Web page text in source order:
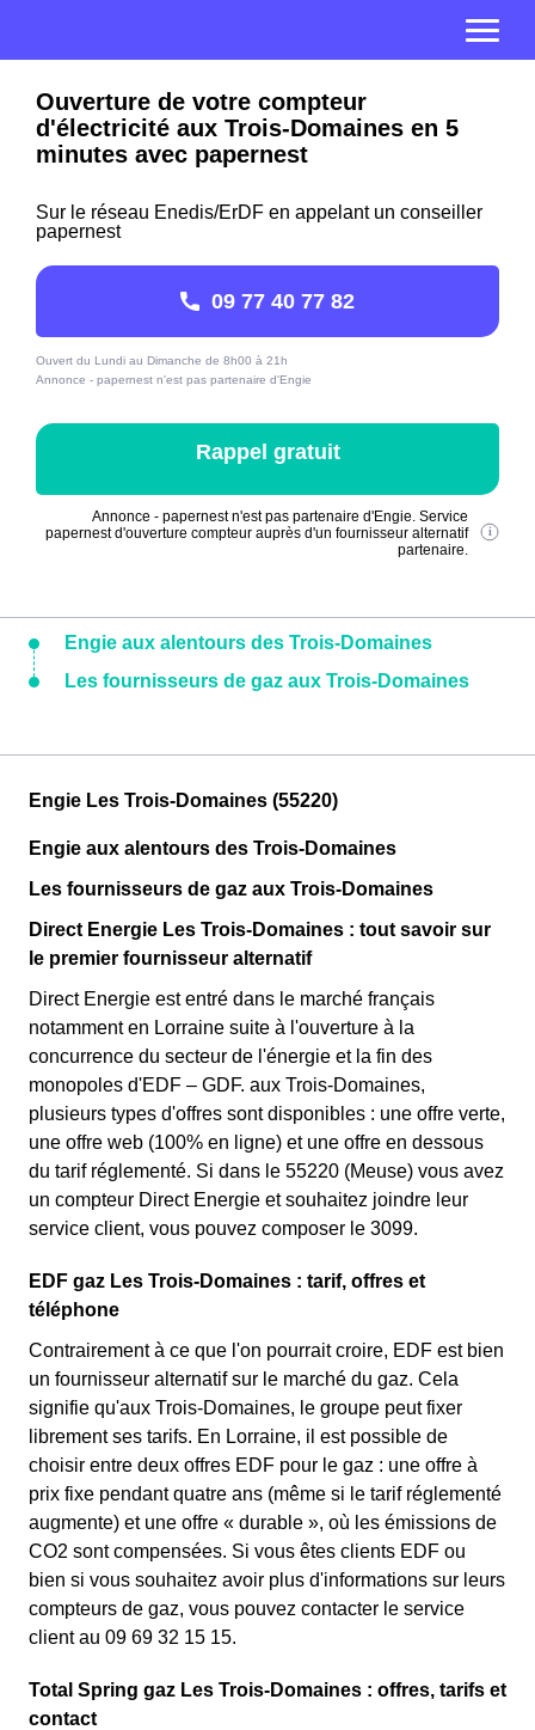
Ouverture de votre compteur
d'électricité aux Trois-Domaines en 5
minutes avec papernest
Sur le réseau Enedis/ErDF en appelant un conseiller
papernest
09 77 40 77 82
Ouvert du Lundi au Dimanche de 8h00 à 21h
Annonce - papernest n'est pas partenaire d'Engie
Rappel gratuit
Annonce - papernest n'est pas partenaire d'Engie. Service
papernest d'ouverture compteur auprès d'un fournisseur alternatif
partenaire.
Engie aux alentours des Trois-Domaines
Les fournisseurs de gaz aux Trois-Domaines
Engie Les Trois-Domaines (55220)
Engie aux alentours des Trois-Domaines
Les fournisseurs de gaz aux Trois-Domaines
Direct Energie Les Trois-Domaines : tout savoir sur
le premier fournisseur alternatif
Direct Energie est entré dans le marché français
notamment en Lorraine suite à l'ouverture à la
concurrence du secteur de l'énergie et la fin des
monopoles d'EDF – GDF. aux Trois-Domaines,
plusieurs types d'offres sont disponibles : une offre verte,
une offre web (100% en ligne) et une offre en dessous
du tarif réglementé. Si dans le 55220 (Meuse) vous avez
un compteur Direct Energie et souhaitez joindre leur
service client, vous pouvez composer le 3099.
EDF gaz Les Trois-Domaines : tarif, offres et
téléphone
Contrairement à ce que l'on pourrait croire, EDF est bien
un fournisseur alternatif sur le marché du gaz. Cela
signifie qu'aux Trois-Domaines, le groupe peut fixer
librement ses tarifs. En Lorraine, il est possible de
choisir entre deux offres EDF pour le gaz : une offre à
prix fixe pendant quatre ans (même si le tarif réglementé
augmente) et une offre « durable », où les émissions de
CO2 sont compensées. Si vous êtes clients EDF ou
bien si vous souhaitez avoir plus d'informations sur leurs
compteurs de gaz, vous pouvez contacter le service
client au 09 69 32 15 15.
Total Spring gaz Les Trois-Domaines : offres, tarifs et
contact